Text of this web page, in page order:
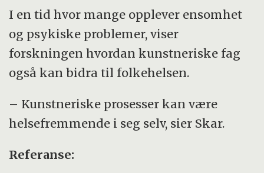
I en tid hvor mange opplever ensomhet
og psykiske problemer, viser
forskningen hvordan kunstneriske fag
også kan bidra til folkehelsen.
– Kunstneriske prosesser kan være
helsefremmende i seg selv, sier Skar.
Referanse: